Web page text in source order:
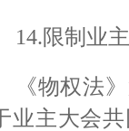
14.限制业
《物权法
业主大会